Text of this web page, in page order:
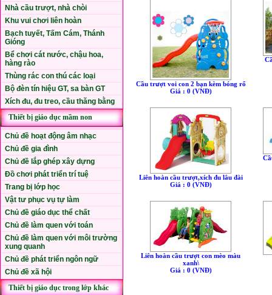
Nhà cầu trượt, nhà chòi
Khu vui chơi liên hoàn
Bạch tuyết, Tấm Cám, Thánh
Gióng
Bể chơi cát nước, chậu hoa,
hàng rào
Thùng rác con thú các loại
Bộ đèn tín hiệu GT, sa bàn GT
Xích đu, đu treo, cầu thăng bằng
Thiết bị giáo dục mầm non
Chủ đề hoạt động âm nhạc
Chủ đề gia đình
Chủ đề lắp ghép xây dựng
Đồ chơi phát triển trí tuệ
Trang bị lớp học
Vật tư phục vụ tự làm
Chủ đề giáo dục thể chất
Chủ đề làm quen với toán
Chủ đề làm quen với môi trường
xung quanh
Chủ đề phát triển ngôn ngữ
Chủ đề xã hội
Thiết bị giáo dục trong lớp khác
Cầu trượt voi con 2 bạn kèm bóng rổ
Giá : 0 (VNÐ)
Liên hoàn cầu trượt,xích đu lâu đài
Giá : 0 (VNÐ)
Liên hoàn cầu trượt con mèo màu
xanh\
Giá : 0 (VNÐ)